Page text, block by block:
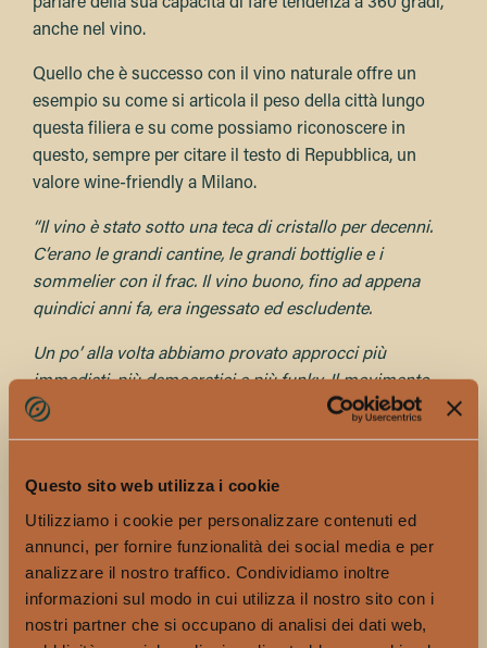
Questo sito web utilizza i cookie
Utilizziamo i cookie per personalizzare contenuti ed
annunci, per fornire funzionalità dei social media e per
analizzare il nostro traffico. Condividiamo inoltre
informazioni sul modo in cui utilizza il nostro sito con i
nostri partner che si occupano di analisi dei dati web,
anche nel vino.
Quello che è successo con il vino naturale offre un
esempio su come si articola il peso della città lungo
questa filiera e su come possiamo riconoscere in
questo, sempre per citare il testo di Repubblica, un
valore wine-friendly a Milano.
“Il vino è stato sotto una teca di cristallo per decenni.
C’erano le grandi cantine, le grandi bottiglie e i
sommelier con il frac. Il vino buono, fino ad appena
quindici anni fa, era ingessato ed escludente.
Un po’ alla volta abbiamo provato approcci più
immediati, più democratici e più funky. Il movimento
dei vini naturali è stato questo: la riscoperta della figura
dell’oste rispetto a quella del sommelier, le macerazioni
resto.
Il movimento è nato all’estero, ma la città che in Italia ha
Milano. E oggi non esiste locale italiano che non
dedichi almeno una parte della sua carta dei vini ai
naturali.